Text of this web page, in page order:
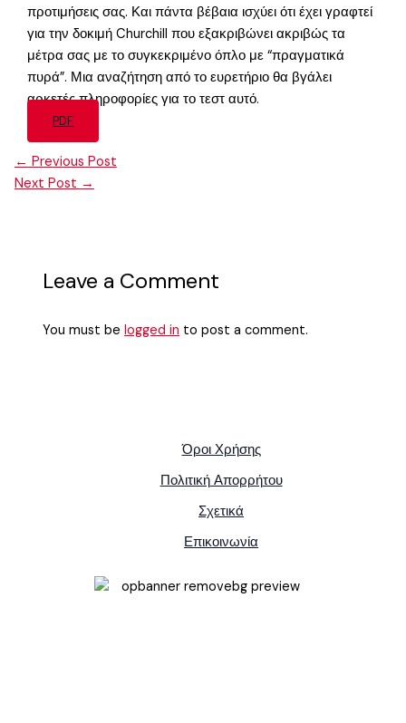
προτιμήσεις σας. Και πάντα βέβαια ισχύει ότι έχει γραφτεί
για την δοκιμή Churchill που εξακριβώνει ακριβώς τα
μέτρα σας με το συγκεκριμένο όπλο με “πραγματικά
πυρά”. Μια αναζήτηση από το ευρετήριο θα βγάλει
αρκετές πληροφορίες για το τεστ αυτό.
PDF
← Previous Post
Next Post →
Leave a Comment
You must belogged in to post a comment.
Όροι Χρήσης
Πολιτική Απορρήτου
Σχετικά
Επικοινωνία